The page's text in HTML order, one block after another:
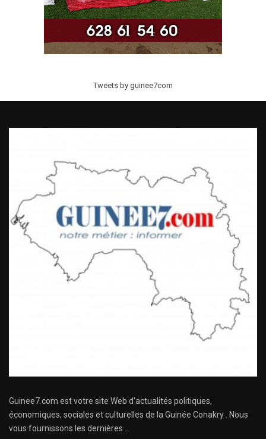
Tweets by guinee7com
Guinee7.com est votre site Web d'actualités politiques,
économiques, sociales et culturelles de la Guinée Conakry . Nous
vous fournissons les dernières ...